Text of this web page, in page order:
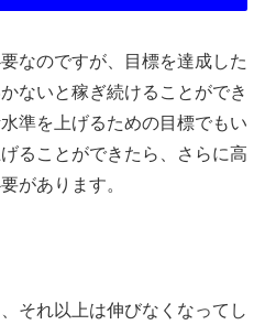
なのですが、目標を達成した
ないと稼ぎ続けることができ
準を上げるための目標でもい
ることができたら、さらに高
があります。
それ以上は伸びなくなってし